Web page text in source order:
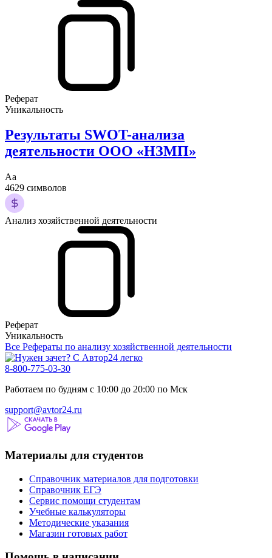
Реферат
Уникальность
Результаты SWOT-анализа
деятельности ООО «НЗМП»
Аа
4629 символов
Анализ хозяйственной деятельности
Реферат
Уникальность
Все Рефераты по анализу хозяйственной деятельности
8-800-775-03-30
Работаем по будням с 10:00 до 20:00 по Мск
support@avtor24.ru
Материалы для студентов
Справочник материалов для подготовки
Справочник ЕГЭ
Сервис помощи студентам
Учебные калькуляторы
Методические указания
Магазин готовых работ